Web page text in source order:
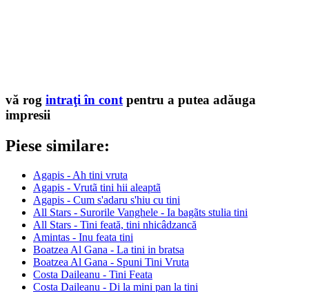
vă rog intraţi în cont pentru a putea adăuga
impresii
Piese similare:
Agapis - Ah tini vruta
Agapis - Vrutã tini hii aleaptã
Agapis - Cum s'adaru s'hiu cu tini
All Stars - Surorile Vanghele - Ia bagãts stulia tini
All Stars - Tini feată, tini nhicâdzancă
Amintas - Inu feata tini
Boatzea Al Gana - La tini in bratsa
Boatzea Al Gana - Spuni Tini Vruta
Costa Daileanu - Tini Feata
Costa Daileanu - Di la mini pan la tini